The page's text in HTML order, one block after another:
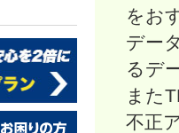
をお
デー
るデ
また
不正